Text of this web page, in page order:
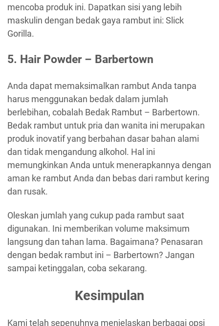
mencoba produk ini. Dapatkan sisi yang lebih
maskulin dengan bedak gaya rambut ini: Slick
Gorilla.
5. Hair Powder – Barbertown
Anda dapat memaksimalkan rambut Anda tanpa
harus menggunakan bedak dalam jumlah
berlebihan, cobalah Bedak Rambut – Barbertown.
Bedak rambut untuk pria dan wanita ini merupakan
produk inovatif yang berbahan dasar bahan alami
dan tidak mengandung alkohol. Hal ini
memungkinkan Anda untuk menerapkannya dengan
aman ke rambut Anda dan bebas dari rambut kering
dan rusak.
Oleskan jumlah yang cukup pada rambut saat
digunakan. Ini memberikan volume maksimum
langsung dan tahan lama. Bagaimana? Penasaran
dengan bedak rambut ini – Barbertown? Jangan
sampai ketinggalan, coba sekarang.
Kesimpulan
Kami telah sepenuhnya menjelaskan berbagai opsi